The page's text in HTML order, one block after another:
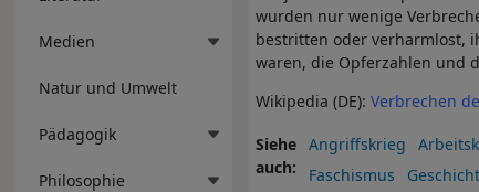
Medien
Natur und Umwelt
Pädagogik
Philosophie
wurden nur wenige
bestritten oder verharmlost,
waren, die Opferzahlen und
Wikipedia (DE): Verbrechen
Siehe
auch
Angriffskrieg
Faschismus